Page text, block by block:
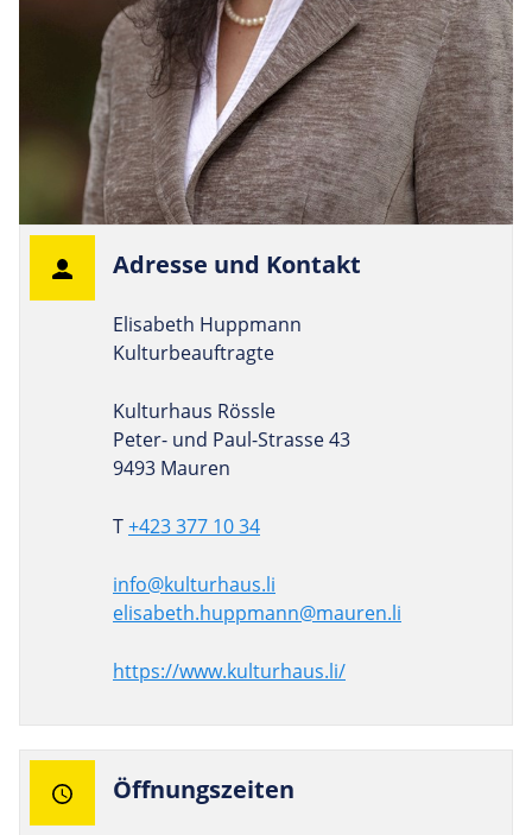
Adresse und Kontakt
Elisabeth Huppmann
Kulturbeauftragte
Kulturhaus Rössle
Peter- und Paul-Strasse 43
9493 Mauren
T+423 377 10 34
info@kulturhaus.li
elisabeth.huppmann@mauren.li
https://www.kulturhaus.li/
Öff­nungs­zeiten